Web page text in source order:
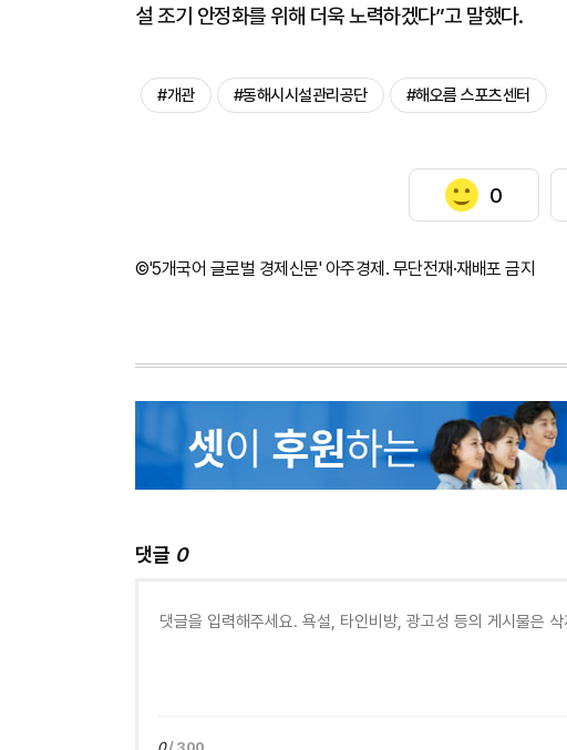
설 조기 안정화를 위해 더욱 노력하겠다”고 말했다.
#개관 #동해시시설관리공단 #해오름 스포츠센터
0
©'5개국어 글로벌 경제신문' 아주경제. 무단전재·재배포 금지
댓글 0